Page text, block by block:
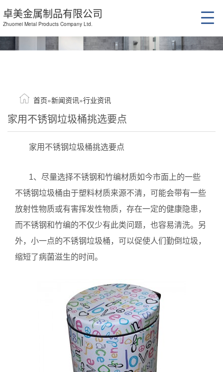
卓美金属制品有限公司
Zhuomei Metal Products Company Ltd.
首页»新闻资讯»行业资讯
家用不锈钢垃圾桶挑选要点
家用不锈钢垃圾桶挑选要点
1、尽量选择不锈钢和竹编材质如今市面上的一些
不锈钢垃圾桶由于塑料材质来源不清，可能会带有一些
放射性物质或有害挥发性物质，存在一定的健康隐患，
而不锈钢和竹编的不仅少有此类问题，也容易清洗。另
外，小一点的不锈钢垃圾桶，可以促使人们勤倒垃圾，
缩短了病菌滋生的时间。